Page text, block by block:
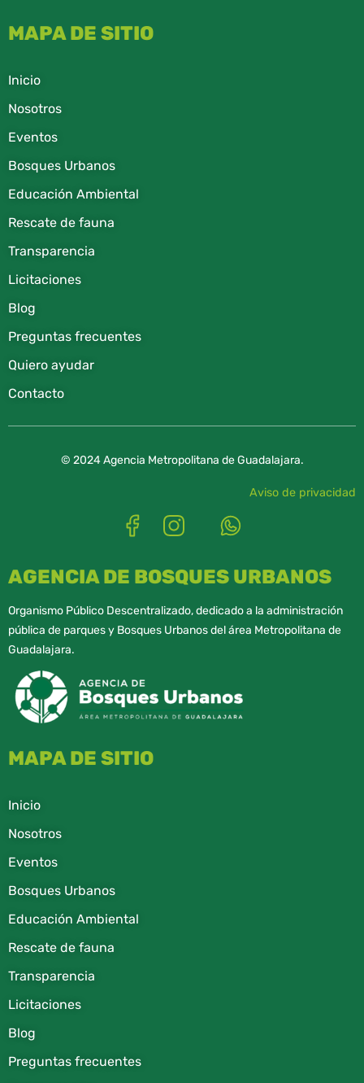
MAPA DE SITIO
Inicio
Nosotros
Eventos
Bosques Urbanos
Educación Ambiental
Rescate de fauna​
Transparencia
Licitaciones
Blog
Preguntas frecuentes
Quiero ayudar
Contacto
© 2024 Agencia Metropolitana de Guadalajara.
Aviso de privacidad
AGENCIA DE BOSQUES URBANOS
Organismo Público Descentralizado, dedicado a la administración
pública de parques y Bosques Urbanos del área Metropolitana de
Guadalajara.
MAPA DE SITIO
Inicio
Nosotros
Eventos
Bosques Urbanos
Educación Ambiental
Rescate de fauna​
Transparencia
Licitaciones
Blog
Preguntas frecuentes